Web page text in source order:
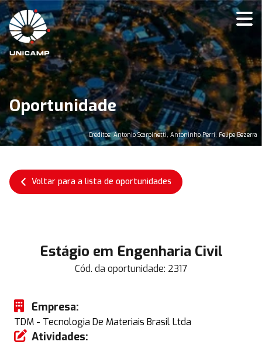
Oportunidade
Créditos: Antonio Scarpinetti, Antoninho Perri, Felipe Bezerra
Voltar para a lista de oportunidades
Estágio em Engenharia Civil
Cód. da oportunidade: 2317
Empresa:
TDM - Tecnologia De Materiais Brasil Ltda
Atividades: